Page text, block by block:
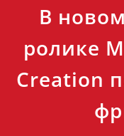
В
ролике
Creation